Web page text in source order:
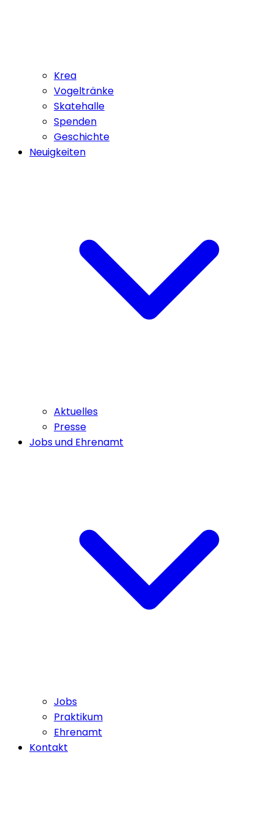
Krea
Vogeltränke
Skatehalle
Spenden
Geschichte
Neuigkeiten
Aktuelles
Presse
Jobs und Ehrenamt
Jobs
Praktikum
Ehrenamt
Kontakt